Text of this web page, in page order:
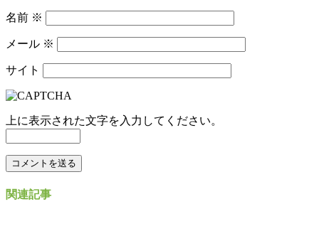
名前 ※
メール ※
サイト
上に表示された文字を入力してください。
関連記事